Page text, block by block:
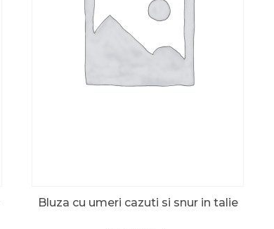
Bluza cu umeri cazuti si snur in talie